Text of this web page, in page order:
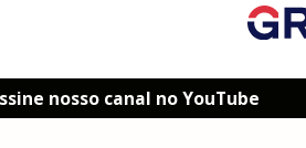
nosso canal no YouTube